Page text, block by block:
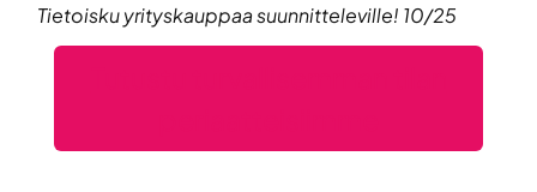
Tietoisku yrityskauppaa suunnitteleville! 10/25